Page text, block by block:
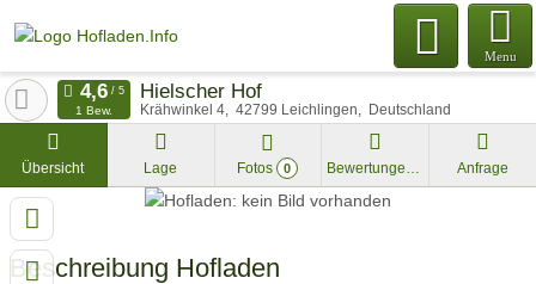
Menu
Hielscher Hof
Krähwinkel 4 42799 Leichlingen Deutschland
1 Bew.
Übersicht Lage Fotos 0 Bewertungen Anfrage
Beschreibung Hofladen